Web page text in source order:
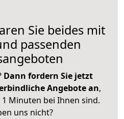
Sie beides mit
passenden
Dann fordern Sie jetzt
Angebote an,
Minuten bei Ihnen sind.
uns nicht?